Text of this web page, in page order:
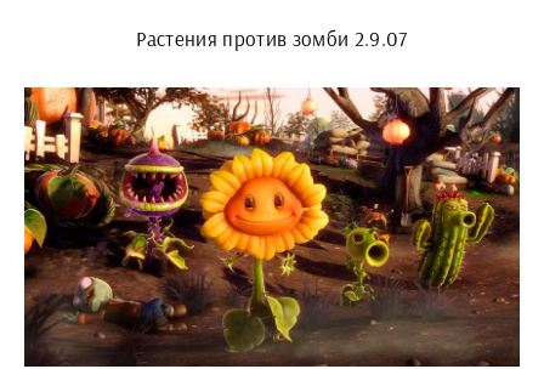
Растения против зомби 2.9.07